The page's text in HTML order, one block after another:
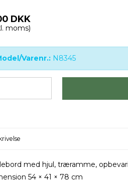
DKK
moms)
Varenr.: N8345
med hjul, træramme,
54 × 41 × 78 cm